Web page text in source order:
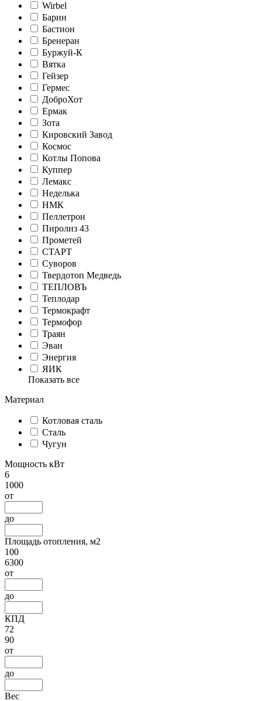
Wirbel
Барин
Бастион
Бренеран
Буржуй-К
Вятка
Гейзер
Гермес
ДоброХот
Ермак
Зота
Кировский Завод
Космос
Котлы Попова
Куппер
Лемакс
Неделька
НМК
Пеллетрон
Пиролиз 43
Прометей
СТАРТ
Суворов
Твердотоп Медведь
ТЕПЛОВЪ
Теплодар
Термокрафт
Термофор
Траян
Эван
Энергия
ЯИК
Показать все
Материал
Котловая сталь
Сталь
Чугун
Мощность кВт
6
1000
от
до
Площадь отопления, м2
100
6300
от
до
КПД
72
90
от
до
Вес